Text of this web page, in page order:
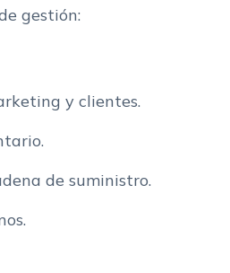
gestión:
y clientes.
de suministro.